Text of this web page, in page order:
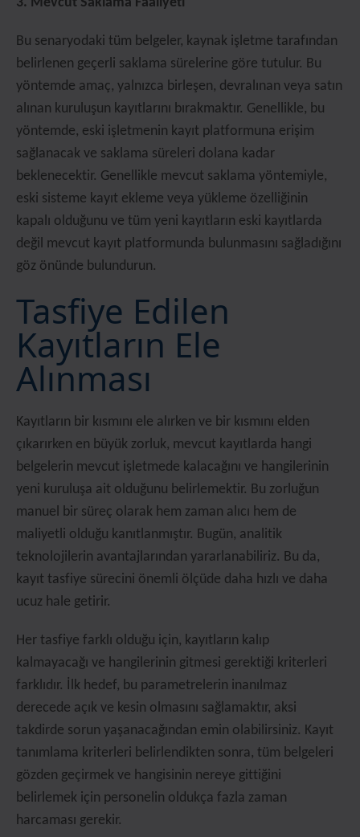
Bu senaryodaki tüm belgeler, kaynak işletme tarafından
belirlenen geçerli saklama sürelerine göre tutulur. Bu
yöntemde amaç, yalnızca birleşen, devralınan veya satın
alınan kuruluşun kayıtlarını bırakmaktır. Genellikle, bu
yöntemde, eski işletmenin kayıt platformuna erişim
sağlanacak ve saklama süreleri dolana kadar
beklenecektir. Genellikle mevcut saklama yöntemiyle,
eski sisteme kayıt ekleme veya yükleme özelliğinin
kapalı olduğunu ve tüm yeni kayıtların eski kayıtlarda
değil mevcut kayıt platformunda bulunmasını sağladığını
göz önünde bulundurun.
Tasfiye Edilen
Kayıtların Ele
Alınması
Kayıtların bir kısmını ele alırken ve bir kısmını elden
çıkarırken en büyük zorluk, mevcut kayıtlarda hangi
belgelerin mevcut işletmede kalacağını ve hangilerinin
yeni kuruluşa ait olduğunu belirlemektir. Bu zorluğun
manuel bir süreç olarak hem zaman alıcı hem de
maliyetli olduğu kanıtlanmıştır. Bugün, analitik
teknolojilerin avantajlarından yararlanabiliriz. Bu da,
kayıt tasfiye sürecini önemli ölçüde daha hızlı ve daha
ucuz hale getirir.
Her tasfiye farklı olduğu için, kayıtların kalıp
kalmayacağı ve hangilerinin gitmesi gerektiği kriterleri
farklıdır. İlk hedef, bu parametrelerin inanılmaz
derecede açık ve kesin olmasını sağlamaktır, aksi
takdirde sorun yaşanacağından emin olabilirsiniz. Kayıt
tanımlama kriterleri belirlendikten sonra, tüm belgeleri
gözden geçirmek ve hangisinin nereye gittiğini
belirlemek için personelin oldukça fazla zaman
harcaması gerekir.